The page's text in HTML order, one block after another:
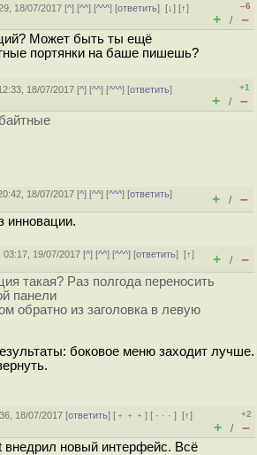
18/07/2017 [^] [^^] [^^^] [ответить][↓] [↑]
–6
+ / –
Может быть ты ещё
портянки на баше пишешь?
18/07/2017 [^] [^^] [^^^] [ответить]
+1
+ / –
18/07/2017 [^] [^^] [^^^] [ответить]
+ / –
инновации.
03:17, 19/07/2017 [^] [^^] [^^^] [ответить][↑]
+ / –
такая? Раз полгода переносить
панели
обратно из заголовка в левую
боковое меню заходит лучше.
18/07/2017 [ответить] [ ﹢﹢﹢] [ · · ·][↑]
+2
+ / –
внедрил новый интерфейс. Всё